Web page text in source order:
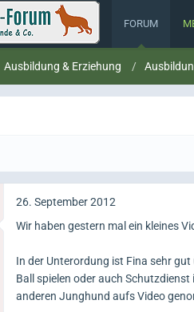
FORUM
Ausbildung & Erziehung
26. September 2012
Wir haben gestern mal ein kleines
In der Unterordung ist Fina sehr
Ball spielen oder auch
anderen Junghund aufs Video